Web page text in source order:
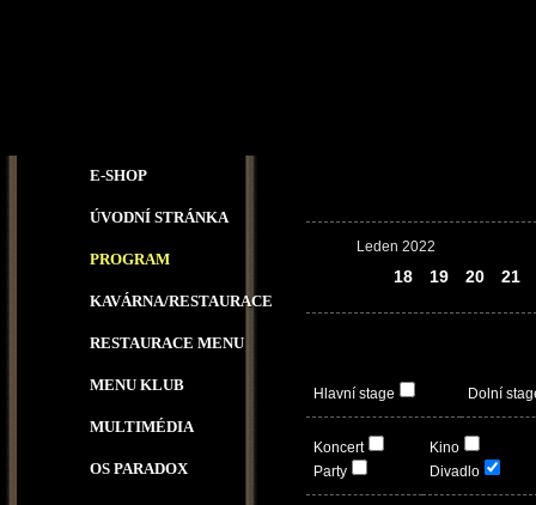
E-SHOP
ÚVODNÍ STRÁNKA
PROGRAM
KAVÁRNA/RESTAURACE
RESTAURACE MENU
MENU KLUB
MULTIMÉDIA
OS PARADOX
Leden 2022
18 19 20 21
Hlavní stage Dolní
Koncert
Party
Kino
Divadlo